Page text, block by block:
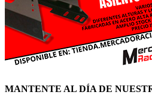
MANTENTE AL DÍA DE